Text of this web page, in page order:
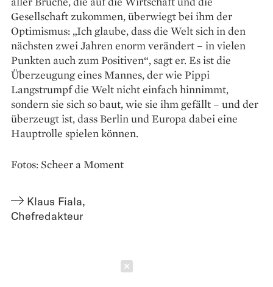
Gesellschaft zukommen, überwiegt bei ihm der
Optimismus: „Ich glaube, dass die Welt sich in den
nächsten zwei Jahren enorm verändert – in vielen
Punkten auch zum Positiven“, sagt er. Es ist die
Überzeugung eines Mannes, der wie Pippi
Langstrumpf die Welt nicht einfach hinnimmt,
sondern sie sich so baut, wie sie ihm gefällt – und der
überzeugt ist, dass Berlin und Europa dabei eine
Hauptrolle spielen können.
Fotos: Scheer a Moment
Klaus Fiala,
Chefredakteur